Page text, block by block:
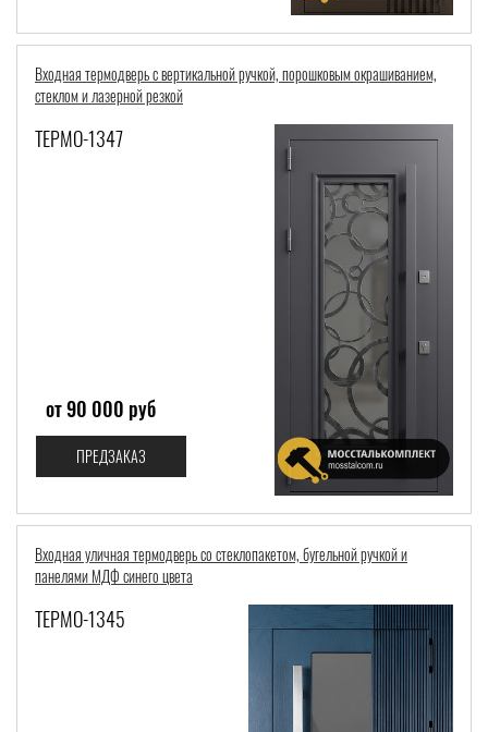
Входная термодверь с вертикальной ручкой, порошковым окрашиванием,
стеклом и лазерной резкой
ТЕРМО-1347
от 90 000 руб
ПРЕДЗАКАЗ
Входная уличная термодверь со стеклопакетом, бугельной ручкой и
панелями МДФ синего цвета
ТЕРМО-1345